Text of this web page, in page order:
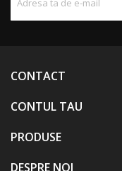
CONTACT
CONTUL TAU
PRODUSE
DESPRE NOI